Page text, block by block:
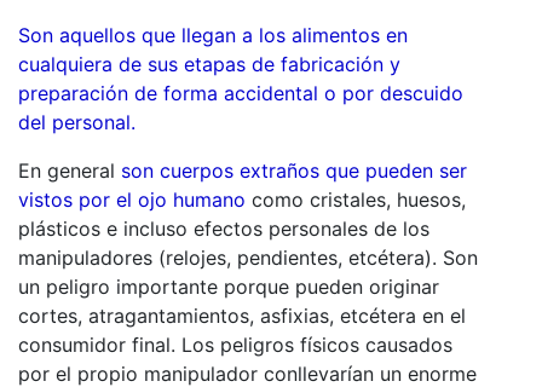
Son aquellos que llegan a los alimentos en
cualquiera de sus etapas de fabricación y
preparación de forma accidental o por descuido
del personal.
En general son cuerpos extraños que pueden ser
vistos por el ojo humano como cristales, huesos,
plásticos e incluso efectos personales de los
manipuladores (relojes, pendientes, etcétera). Son
un peligro importante porque pueden originar
cortes, atragantamientos, asfixias, etcétera en el
consumidor final. Los peligros físicos causados
por el propio manipulador conllevarían un enorme